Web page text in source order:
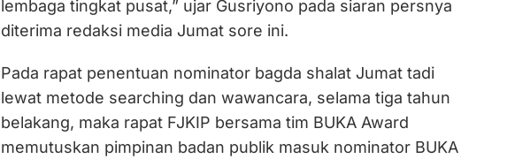
lembaga tingkat pusat,” ujar Gusriyono pada siaran persnya
diterima redaksi media Jumat sore ini.
Pada rapat penentuan nominator bagda shalat Jumat tadi
lewat metode searching dan wawancara, selama tiga tahun
belakang, maka rapat FJKIP bersama tim BUKA Award
memutuskan pimpinan badan publik masuk nominator BUKA